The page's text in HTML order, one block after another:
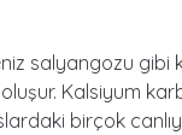
salyangozu gibi
Kalsiyum
birçok